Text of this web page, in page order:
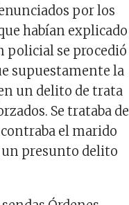
por los
habían explicado
policial se procedió
supuestamente la
un delito de trata
Se trataba de
el marido
un presunto delito